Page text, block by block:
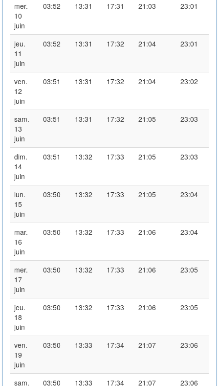
mer.
10
juin
03:52 13:31 17:31 21:03 23:01
jeu.
11
juin
03:52 13:31 17:32 21:04 23:01
ven.
12
juin
03:51 13:31 17:32 21:04 23:02
sam.
13
juin
03:51 13:31 17:32 21:05 23:03
dim.
14
juin
03:51 13:32 17:33 21:05 23:03
lun.
15
juin
03:50 13:32 17:33 21:05 23:04
mar.
16
juin
03:50 13:32 17:33 21:06 23:04
mer.
17
juin
03:50 13:32 17:33 21:06 23:05
jeu.
18
juin
03:50 13:32 17:33 21:06 23:05
ven.
19
juin
03:50 13:33 17:34 21:07 23:06
sam. 03:50 13:33 17:34 21:07 23:06